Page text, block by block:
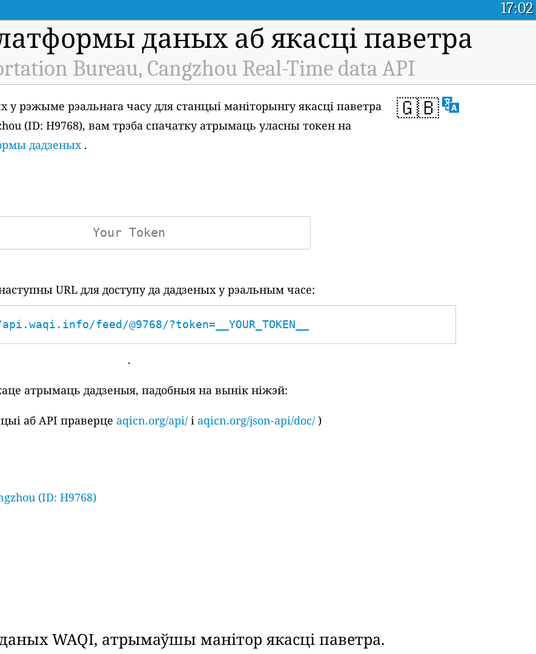
17:02
даных аб якасці паветра
Bureau, Cangzhou Real-Time data API
🇬🇧
у рэжыме рэальнага часу для станцыі маніторынгу якасці паветра
(ID: H9768), вам трэба спачатку атрымаць уласны токен на
дадзеных.
URL для доступу да дадзеных у рэальным часе:
feed/@9768/?token=__YOUR_TOKEN__
.
атрымаць дадзеныя, падобныя на вынік ніжэй:
аб API праверце aqicn.org/api/ і aqicn.org/json-api/doc/ )
(ID: H9768)
WAQI, атрымаўшы манітор якасці паветра.